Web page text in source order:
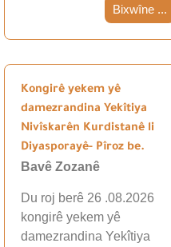
Bixwîne ...
Kongirê yekem yê
damezrandina Yekîtiya
Nivîskarên Kurdistanê li
Diyasporayê- Pîroz be.
Bavê Zozanê
Du roj berê 26 .08.2026
kongirê yekem yê
damezrandina Yekîtiya